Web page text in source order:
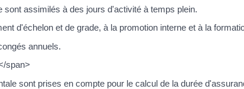
sont assimilés à des jours d'activité à temps plein.
d'échelon et de grade, à la promotion interne et à la
annuels.
span>
sont prises en compte pour le calcul de la durée